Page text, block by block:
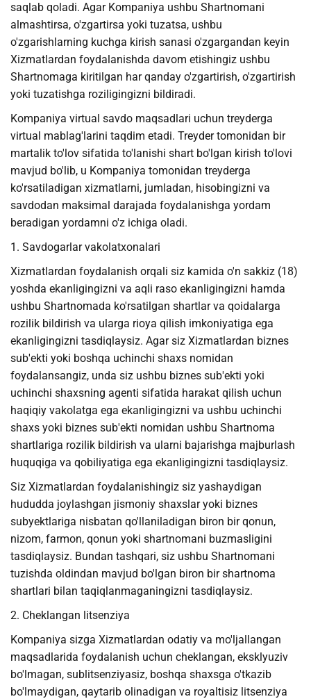
saqlab qoladi. Agar Kompaniya ushbu Shartnomani
almashtirsa, o'zgartirsa yoki tuzatsa, ushbu
o'zgarishlarning kuchga kirish sanasi o'zgargandan keyin
Xizmatlardan foydalanishda davom etishingiz ushbu
Shartnomaga kiritilgan har qanday o'zgartirish, o'zgartirish
yoki tuzatishga roziligingizni bildiradi.
Kompaniya virtual savdo maqsadlari uchun treyderga
virtual mablag'larini taqdim etadi. Treyder tomonidan bir
martalik to'lov sifatida to'lanishi shart bo'lgan kirish to'lovi
mavjud bo'lib, u Kompaniya tomonidan treyderga
ko'rsatiladigan xizmatlarni, jumladan, hisobingizni va
savdodan maksimal darajada foydalanishga yordam
beradigan yordamni o'z ichiga oladi.
1. Savdogarlar vakolatxonalari
Xizmatlardan foydalanish orqali siz kamida o'n sakkiz (18)
yoshda ekanligingizni va aqli raso ekanligingizni hamda
ushbu Shartnomada ko'rsatilgan shartlar va qoidalarga
rozilik bildirish va ularga rioya qilish imkoniyatiga ega
ekanligingizni tasdiqlaysiz. Agar siz Xizmatlardan biznes
sub'ekti yoki boshqa uchinchi shaxs nomidan
foydalansangiz, unda siz ushbu biznes sub'ekti yoki
uchinchi shaxsning agenti sifatida harakat qilish uchun
haqiqiy vakolatga ega ekanligingizni va ushbu uchinchi
shaxs yoki biznes sub'ekti nomidan ushbu Shartnoma
shartlariga rozilik bildirish va ularni bajarishga majburlash
huquqiga va qobiliyatiga ega ekanligingizni tasdiqlaysiz.
Siz Xizmatlardan foydalanishingiz siz yashaydigan
hududda joylashgan jismoniy shaxslar yoki biznes
subyektlariga nisbatan qo'llaniladigan biron bir qonun,
nizom, farmon, qonun yoki shartnomani buzmasligini
tasdiqlaysiz. Bundan tashqari, siz ushbu Shartnomani
tuzishda oldindan mavjud bo'lgan biron bir shartnoma
shartlari bilan taqiqlanmaganingizni tasdiqlaysiz.
2. Cheklangan litsenziya
Kompaniya sizga Xizmatlardan odatiy va mo'ljallangan
maqsadlarida foydalanish uchun cheklangan, eksklyuziv
bo'lmagan, sublitsenziyasiz, boshqa shaxsga o'tkazib
bo'lmaydigan, qaytarib olinadigan va royaltisiz litsenziya